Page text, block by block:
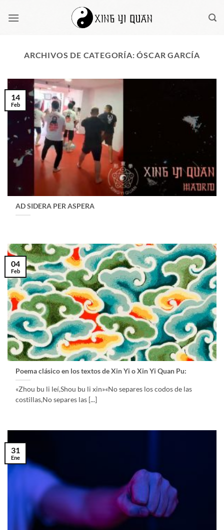
ARCHIVOS DE CATEGORÍA:ÓSCAR GARCÍA
AD SIDERA PER ASPERA
14
Feb
Poema clásico en los textos de Xin Yi o Xin Yi Quan Pu:
«Zhou bu li leí,Shou bu li xin»«No separes los codos de las
costillas,No separes las [...]
04
Feb
31
Ene